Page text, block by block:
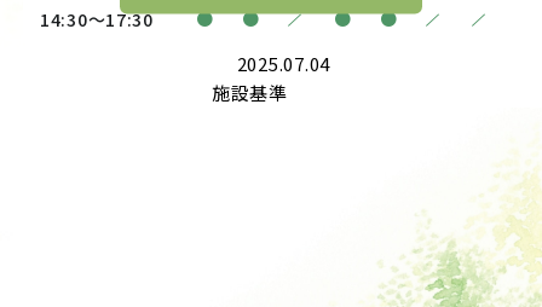
14:30〜17:30 ● ● / ● ● / /
2025.07.04
施設基準